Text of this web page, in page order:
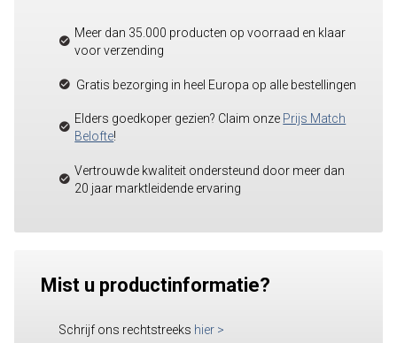
Meer dan 35.000 producten op voorraad en klaar
voor verzending
Gratis bezorging in heel Europa op alle bestellingen
Elders goedkoper gezien? Claim onze Prijs Match
Belofte!
Vertrouwde kwaliteit ondersteund door meer dan
20 jaar marktleidende ervaring
Mist u productinformatie?
Schrijf ons rechtstreeks hier >